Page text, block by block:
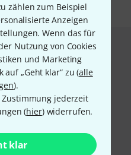
zählen zum Beispiel
Anzeigen
Wenn das für
Nutzung von Cookies
und Marketing
„Geht klar“ zu (alle
).
jederzeit
(hier) widerrufen.
klar
per Nachnahme,
Klarna Sofort bezahlen,